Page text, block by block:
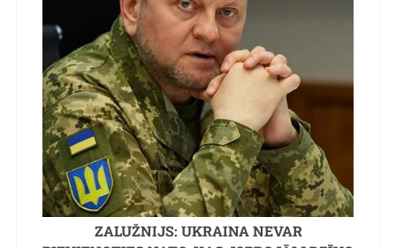
ZALUŽNIJS: UKRAINA NEVAR